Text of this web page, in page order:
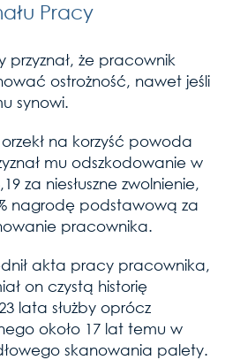
Pracy
przyznał, że pracownik
ostrożność, nawet jeśli
synowi.
na korzyść powoda
mu odszkodowanie w
za niesłuszne zwolnienie,
nagrodę podstawową za
pracownika.
akta pracy pracownika,
on czystą historię
lata służby oprócz
około 17 lat temu w
skanowania palety.